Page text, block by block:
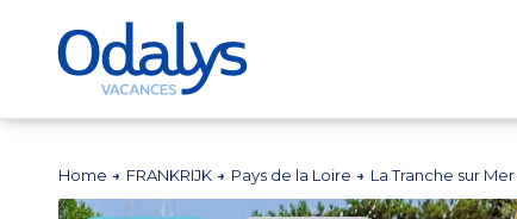
Home FRANKRIJK Pays de la Loire La Tranche sur Mer